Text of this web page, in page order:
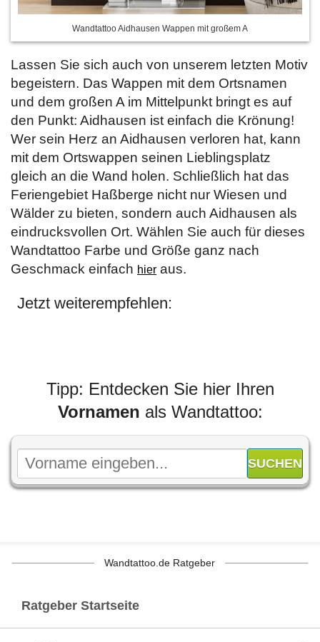
Wandtattoo Aidhausen Wappen mit großem A
Lassen Sie sich auch von unserem letzten Motiv
begeistern. Das Wappen mit dem Ortsnamen
und dem großen A im Mittelpunkt bringt es auf
den Punkt: Aidhausen ist einfach die Krönung!
Wer sein Herz an Aidhausen verloren hat, kann
mit dem Ortswappen seinen Lieblingsplatz
gleich an die Wand holen. Schließlich hat das
Feriengebiet Haßberge nicht nur Wiesen und
Wälder zu bieten, sondern auch Aidhausen als
eindrucksvollen Ort. Wählen Sie auch für dieses
Wandtattoo Farbe und Größe ganz nach
Geschmack einfach hier aus.
Jetzt weiterempfehlen:
Tipp: Entdecken Sie hier Ihren
Vornamen als Wandtattoo:
Wandtattoo.de Ratgeber
Ratgeber Startseite